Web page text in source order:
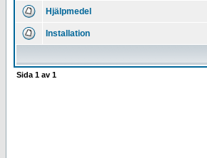
Hjälpmedel
Installation
Sida 1 av 1